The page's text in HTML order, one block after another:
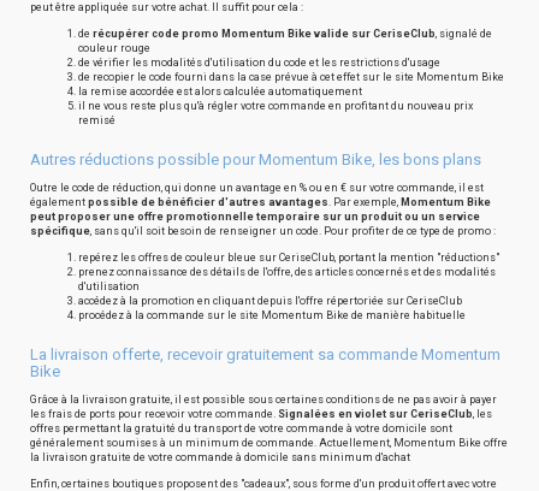
peut être appliquée sur votre achat. Il suffit pour cela :
de récupérer code promo Momentum Bike valide sur CeriseClub, signalé de
couleur rouge
de vérifier les modalités d'utilisation du code et les restrictions d'usage
de recopier le code fourni dans la case prévue à cet effet sur le site Momentum Bike
la remise accordée est alors calculée automatiquement
il ne vous reste plus qu'à régler votre commande en profitant du nouveau prix
remisé
Autres réductions possible pour Momentum Bike, les bons plans
Outre le code de réduction, qui donne un avantage en % ou en € sur votre commande, il est
également possible de bénéficier d'autres avantages. Par exemple, Momentum Bike
peut proposer une offre promotionnelle temporaire sur un produit ou un service
spécifique, sans qu'il soit besoin de renseigner un code. Pour profiter de ce type de promo :
repérez les offres de couleur bleue sur CeriseClub, portant la mention "réductions"
prenez connaissance des détails de l'offre, des articles concernés et des modalités
d'utilisation
accédez à la promotion en cliquant depuis l'offre répertoriée sur CeriseClub
procédez à la commande sur le site Momentum Bike de manière habituelle
La livraison offerte, recevoir gratuitement sa commande Momentum
Bike
Grâce à la livraison gratuite, il est possible sous certaines conditions de ne pas avoir à payer
les frais de ports pour recevoir votre commande. Signalées en violet sur CeriseClub, les
offres permettant la gratuité du transport de votre commande à votre domicile sont
généralement soumises à un minimum de commande. Actuellement, Momentum Bike offre
la livraison gratuite de votre commande à domicile sans minimum d'achat
Enfin, certaines boutiques proposent des "cadeaux", sous forme d'un produit offert avec votre